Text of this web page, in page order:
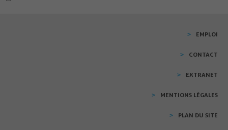
EMPLOI
CONTACT
EXTRANET
MENTIONS LÉGALES
PLAN DU SITE